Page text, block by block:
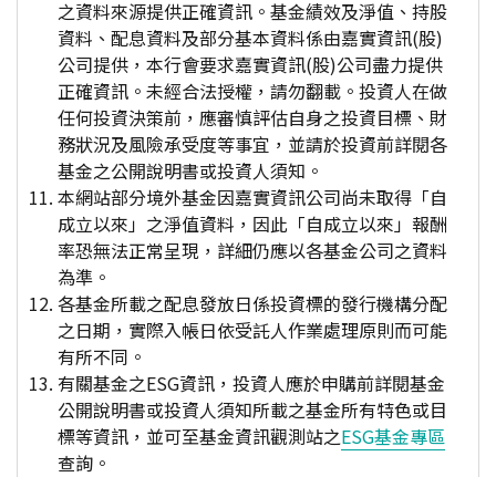
之資料來源提供正確資訊。基金績效及淨值、持股
資料、配息資料及部分基本資料係由嘉實資訊(股)
公司提供，本行會要求嘉實資訊(股)公司盡力提供
正確資訊。未經合法授權，請勿翻載。投資人在做
任何投資決策前，應審慎評估自身之投資目標、財
務狀況及風險承受度等事宜，並請於投資前詳閱各
基金之公開說明書或投資人須知。
本網站部分境外基金因嘉實資訊公司尚未取得「自
成立以來」之淨值資料，因此「自成立以來」報酬
率恐無法正常呈現，詳細仍應以各基金公司之資料
為準。
各基金所載之配息發放日係投資標的發行機構分配
之日期，實際入帳日依受託人作業處理原則而可能
有所不同。
有關基金之ESG資訊，投資人應於申購前詳閱基金
公開說明書或投資人須知所載之基金所有特色或目
標等資訊，並可至基金資訊觀測站之ESG基金專區
查詢。